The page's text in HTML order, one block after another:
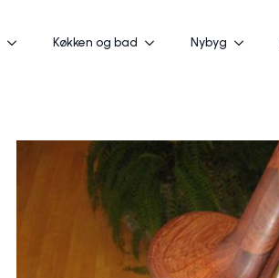
Køkken og bad Nybyg